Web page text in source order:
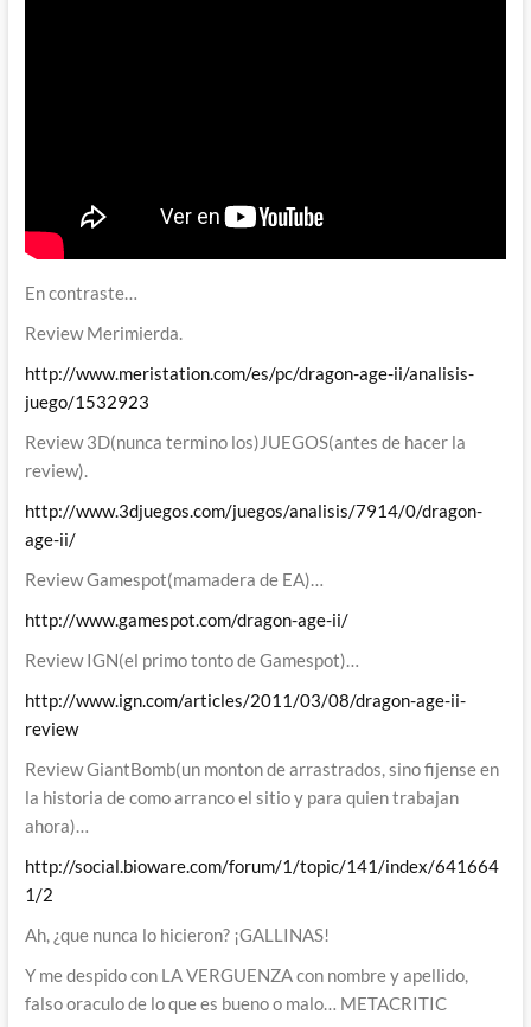
En contraste…
Review Merimierda.
http://www.meristation.com/es/pc/dragon-age-ii/analisis-
juego/1532923
Review 3D(nunca termino los)JUEGOS(antes de hacer la
review).
http://www.3djuegos.com/juegos/analisis/7914/0/dragon-
age-ii/
Review Gamespot(mamadera de EA)…
http://www.gamespot.com/dragon-age-ii/
Review IGN(el primo tonto de Gamespot)…
http://www.ign.com/articles/2011/03/08/dragon-age-ii-
review
Review GiantBomb(un monton de arrastrados, sino fijense en
la historia de como arranco el sitio y para quien trabajan
ahora)…
http://social.bioware.com/forum/1/topic/141/index/641664
1/2
Ah, ¿que nunca lo hicieron? ¡GALLINAS!
Y me despido con LA VERGUENZA con nombre y apellido,
falso oraculo de lo que es bueno o malo… METACRITIC